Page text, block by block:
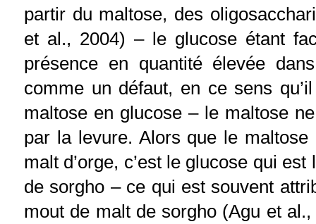
partir du maltose, des
et al., 2004) – le glucose étant
présence en quantité élevée
comme un défaut, en ce sens
maltose en glucose – le maltose
par la levure. Alors que le
malt d’orge, c’est le glucose qui
de sorgho – ce qui est souvent
mout de malt de sorgho (Agu et